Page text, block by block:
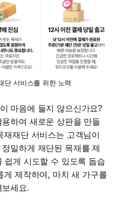
단 서비스를 위한 노력
마음에 들지 않으신가요?
하여 새로운 상판을 만들
재재단 서비스는 고객님이
밀하게 재단된 목재를 제
쉽게 시도할 수 있도록 돕습
게 제작하여, 마치 새 가구를
세요.